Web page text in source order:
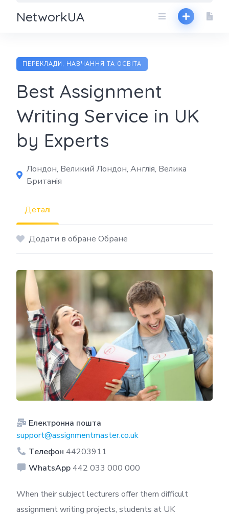
NetworkUA
ПЕРЕКЛАДИ, НАВЧАННЯ ТА ОСВІТА
Best Assignment
Writing Service in UK
by Experts
Лондон, Великий Лондон, Англія, Велика
Британія
Деталі
Додати в обране Обране
Електронна пошта
support@assignmentmaster.co.uk
Телефон 44203911
WhatsApp442 033 000 000
When their subject lecturers offer them difficult
assignment writing projects, students at UK